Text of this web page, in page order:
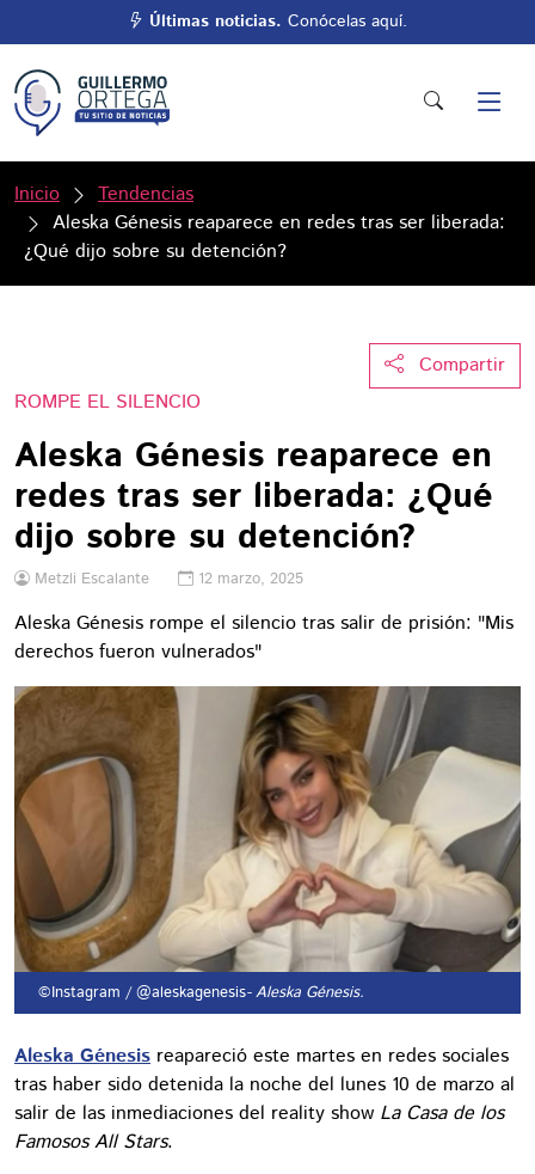
Últimas noticias. Conócelas aquí.
Inicio
Tendencias
Aleska Génesis reaparece en redes tras ser liberada:
¿Qué dijo sobre su detención?
Compartir
ROMPE EL SILENCIO
Aleska Génesis reaparece en
redes tras ser liberada: ¿Qué
dijo sobre su detención?
Metzli Escalante 12 marzo, 2025
Aleska Génesis rompe el silencio tras salir de prisión: "Mis
derechos fueron vulnerados"
©Instagram / @aleskagenesis- Aleska Génesis.
Aleska Génesis reapareció este martes en redes sociales
tras haber sido detenida la noche del lunes 10 de marzo al
salir de las inmediaciones del reality show La Casa de los
Famosos All Stars.